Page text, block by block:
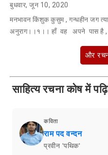
बुधवार, जून 10, 2020
मनभावन किंशुक कुसुम , गन्धहीन जग
अनुराग।।१।। हाँ वह अपने पास है
और
साहित्य रचना कोष में
कविता
राम पद वन्दन
प्रवीन 'पथिक'